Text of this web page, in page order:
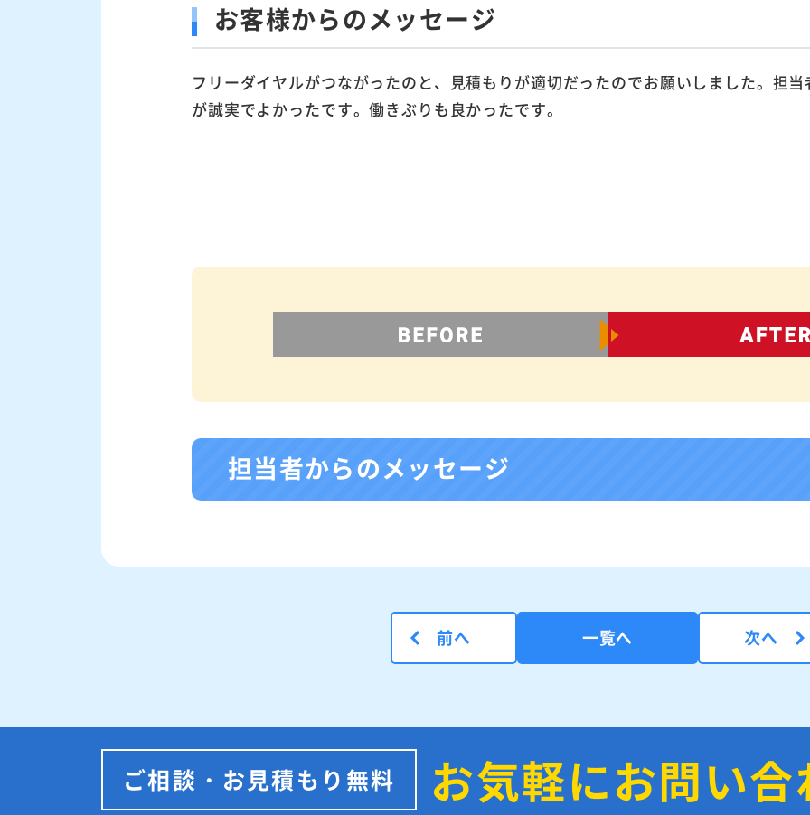
お客様からのメッセージ
フリーダイヤルがつながったのと、見積もりが適切だったのでお願いしました。担当
が誠実でよかったです。働きぶりも良かったです。
担当者からのメッセージ
前へ 一覧へ 次へ
ご相談・お見積もり無料 お気軽にお問い